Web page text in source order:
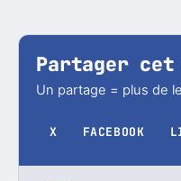
Partager
Un partage = plus de
X FACEBOOK